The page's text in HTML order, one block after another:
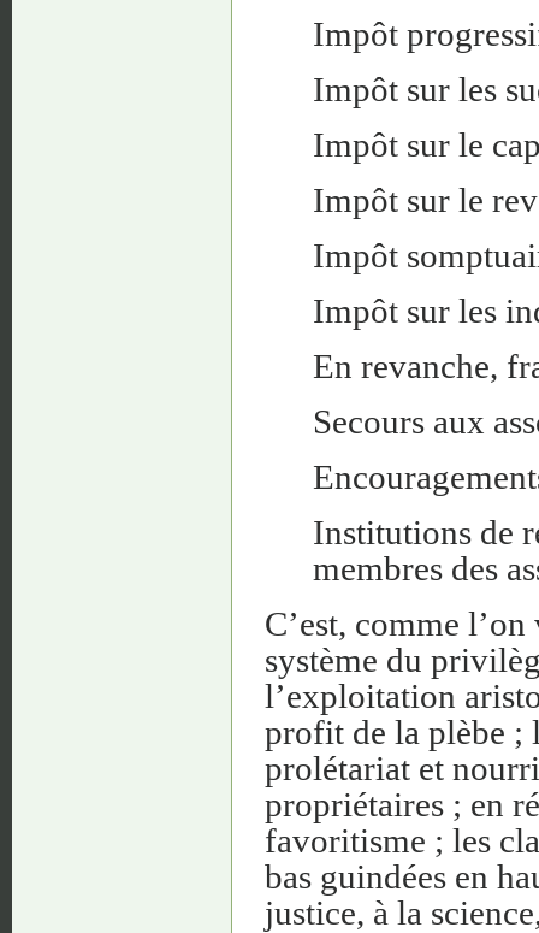
Impôt
Impôt sur les
Impôt sur le
Impôt sur le
Impôt
Impôt sur les
En revanche,
Secours aux
Institutions de
membres des
C’est, comme
système du
l’exploitation
profit de la plèbe ;
prolétariat et
propriétaires ; en
favoritisme ; les
bas guindées en
justice, à la